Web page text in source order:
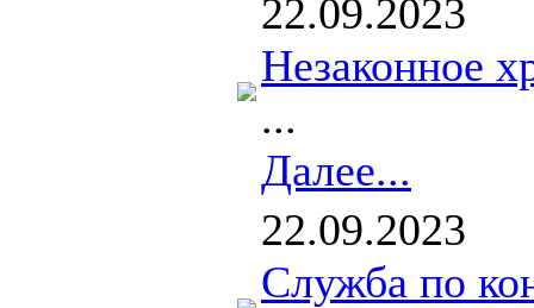
22.09.2023
Незаконное
...
Далее...
22.09.2023
Служба по